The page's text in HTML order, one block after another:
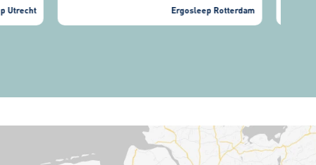
een
Utrecht
de winkel en we slapen heerlijk in
ons nieuwe bed in ons nieuwe huis.
Ergosleep Rotterdam